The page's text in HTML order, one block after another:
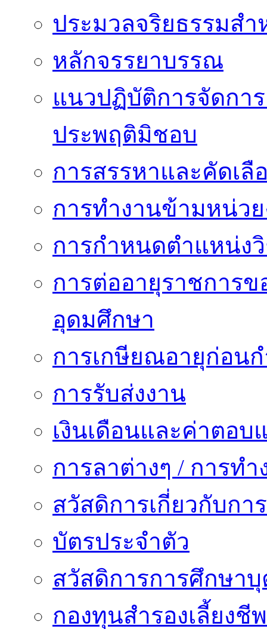
ประมวลจริยธรรมส
หลักจรรยาบรรณ
แนวปฏิบัติการจัดการ
ประพฤติมิชอบ
การสรรหาและคัดเลื
การทำงานข้ามหน่ว
การกำหนดตำแหน่ง
การต่ออายุราชการ
อุดมศึกษา
การเกษียณอายุก่อน
การรับส่งงาน
เงินเดือนและค่าตอบ
การลาต่างๆ / การทำ
สวัสดิการเกี่ยวกับกา
บัตรประจำตัว
สวัสดิการการศึกษาบุ
กองทุนสำรองเลี้ยง